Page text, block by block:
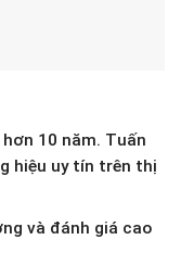
10 năm. Tuấn
hiệu uy tín trên thị
và đánh giá cao